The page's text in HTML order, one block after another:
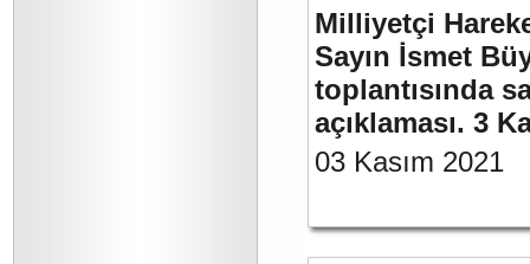
Milliyetçi
Sayın İsmet
toplantısında
açıklaması. 3
03 Kasım 2021